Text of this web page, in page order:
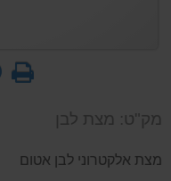
WhatsApp
המוצר
מק"ט: מצת לבן
מצת אלקטרוני לבן אטום